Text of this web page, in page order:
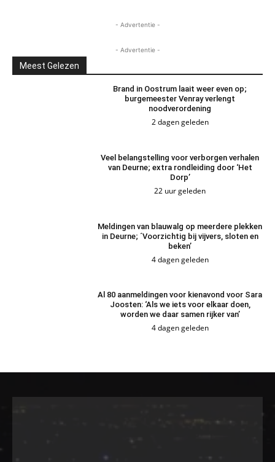
- Advertentie -
- Advertentie -
Meest Gelezen
Brand in Oostrum laait weer even op;
burgemeester Venray verlengt
noodverordening
2 dagen geleden
Veel belangstelling voor verborgen verhalen
van Deurne; extra rondleiding door ‘Het
Dorp’
22 uur geleden
Meldingen van blauwalg op meerdere plekken
in Deurne; ´Voorzichtig bij vijvers, sloten en
beken’
4 dagen geleden
Al 80 aanmeldingen voor kienavond voor Sara
Joosten: ‘Als we iets voor elkaar doen,
worden we daar samen rijker van’
4 dagen geleden